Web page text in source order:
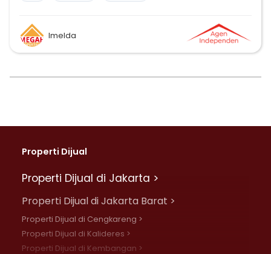
Imelda
Properti Dijual
Properti Dijual di Jakarta >
Properti Dijual di Jakarta Barat >
Properti Dijual di Cengkareng >
Properti Dijual di Kalideres >
Properti Dijual di Kembangan >